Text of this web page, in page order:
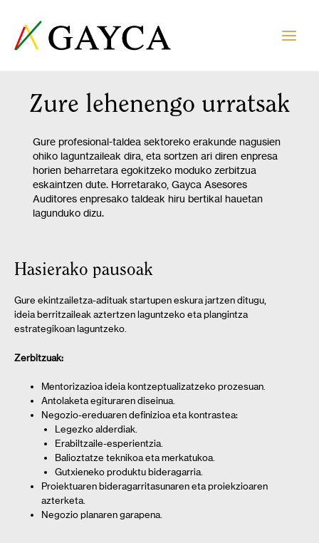
Zure lehenengo urratsak
Gure profesional-taldea sektoreko erakunde nagusien
ohiko laguntzaileak dira, eta sortzen ari diren enpresa
horien beharretara egokitzeko moduko zerbitzua
eskaintzen dute. Horretarako, Gayca Asesores
Auditores enpresako taldeak hiru bertikal hauetan
lagunduko dizu.
Hasierako pausoak
Gure ekintzailetza-adituak startupen eskura jartzen ditugu,
ideia berritzaileak aztertzen laguntzeko eta plangintza
estrategikoan laguntzeko.
Zerbitzuak:
Mentorizazioa ideia kontzeptualizatzeko prozesuan.
Antolaketa egituraren diseinua.
Negozio-ereduaren definizioa eta kontrastea:
Legezko alderdiak.
Erabiltzaile-esperientzia.
Balioztatze teknikoa eta merkatukoa.
Gutxieneko produktu bideragarria.
Proiektuaren bideragarritasunaren eta proiekzioaren
azterketa.
Negozio planaren garapena.